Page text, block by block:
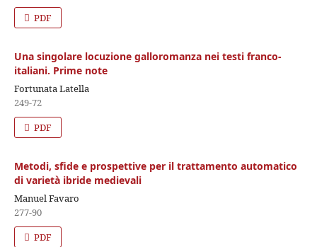
PDF
Una singolare locuzione galloromanza nei testi franco-
italiani. Prime note
Fortunata Latella
249-72
PDF
Metodi, sfide e prospettive per il trattamento automatico
di varietà ibride medievali
Manuel Favaro
277-90
PDF